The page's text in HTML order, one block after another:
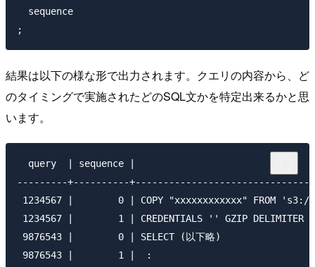
  sequence
結果は以下の様な形で出力されます。クエリの内容から、ど
のタイミングで実施されたどのSQL文かを特定出来るかと思
います。
query  | sequence |
---------+----------
1234567 |        0 | COPY "xxxxxxxxxxxx" FROM 's3://
1234567 |        1 | CREDENTIALS '' GZIP DELIMITER '\\t'
9876543 |        0 | SELECT (以下略)
9876543 |        1 |  :